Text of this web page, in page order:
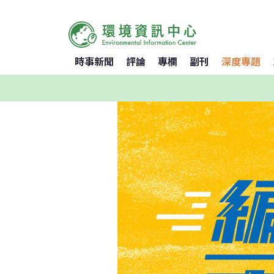
時事新聞 評論 專欄 副刊 深度專題